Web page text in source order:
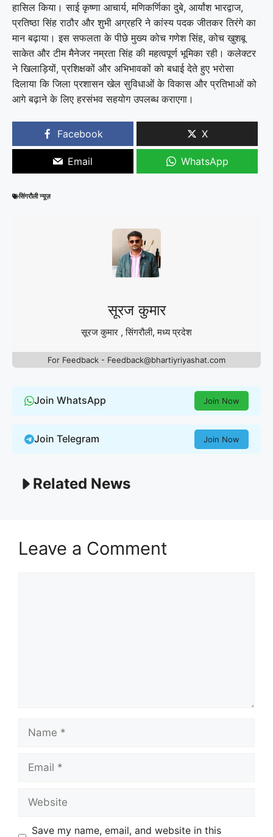
हासिल किया। साई कृष्णा आचार्य, मणिकर्णिका दुबे, आर्यांश भारद्वाज,
प्रतिष्ठा सिंह राठौर और शुभी अग्रहरि ने कांस्य पदक जीतकर तिरंगे का
मान बढ़ाया। इस सफलता के पीछे मुख्य कोच गणेश सिंह, कोच खुशबू
साकेत और टीम मैनेजर नम्रता सिंह की महत्वपूर्ण भूमिका रही। कलेक्टर
ने खिलाड़ियों, प्रशिक्षकों और अभिभावकों को बधाई देते हुए भरोसा
दिलाया कि जिला प्रशासन खेल सुविधाओं के विकास और प्रतिभाओं को
आगे बढ़ाने के लिए हरसंभव सहयोग उपलब्ध कराएगा।
Facebook X
Email WhatsApp
सिंगरौली न्यूज़
सूरज कुमार
सूरज कुमार , सिंगरौली, मध्य प्रदेश
For Feedback - Feedback@bhartiyriyashat.com
Join WhatsApp Join Now
Join Telegram Join Now
Related News
Leave a Comment
Save my name, email, and website in this